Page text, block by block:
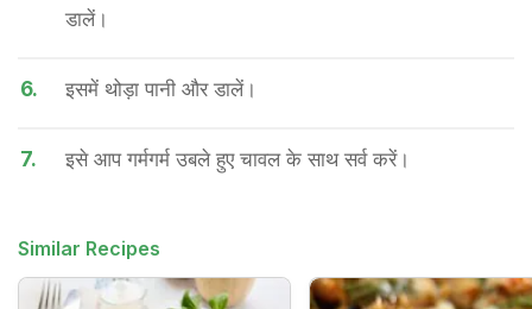
डालें।
6. इसमें थोड़ा पानी और डालें।
7. इसे आप गर्मगर्म उबले हुए चावल के साथ सर्व करें।
Similar Recipes